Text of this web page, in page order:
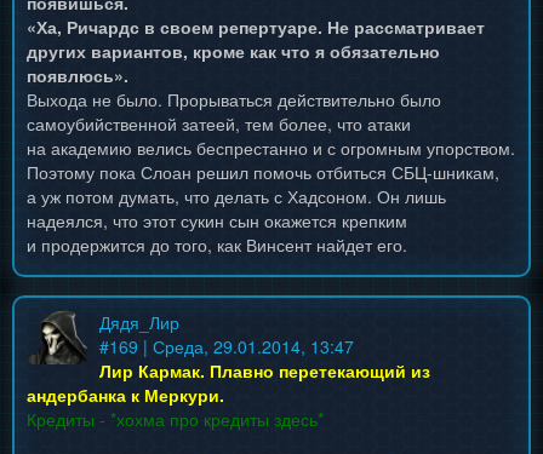
«Ха, Ричардс в своем репертуаре. Не рассматривает
других вариантов, кроме как что я обязательно
появлюсь».
Выхода не было. Прорываться действительно было
самоубийственной затеей, тем более, что атаки
на академию велись беспрестанно и с огромным упорством.
Поэтому пока Слоан решил помочь отбиться СБЦ-шникам,
а уж потом думать, что делать с Хадсоном. Он лишь
надеялся, что этот сукин сын окажется крепким
и продержится до того, как Винсент найдет его.
Дядя_Лир
#169 | Среда, 29.01.2014, 13:47
Лир Кармак. Плавно перетекающий из
андербанка к Меркури.
Кредиты - *хохма про кредиты здесь*